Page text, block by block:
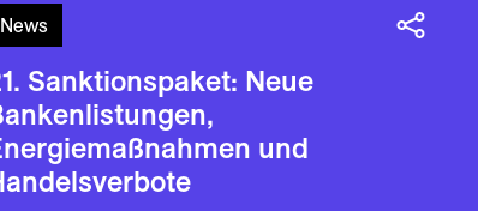
News
Sanktionspaket: Neue
und